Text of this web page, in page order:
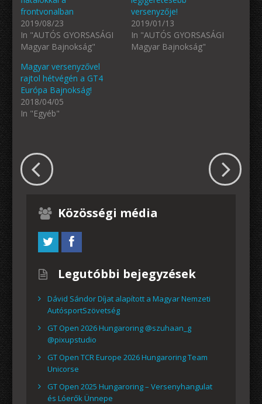
frontvonalban
2019/08/23
In "AUTÓS GYORSASÁGI
Magyar Bajnokság"
versenyzője!
2019/01/13
In "AUTÓS GYORSASÁGI
Magyar Bajnokság"
Magyar versenyzővel
rajtol hétvégén a GT4
Európa Bajnokság!
2018/04/05
In "Egyéb"
Közösségi média
Legutóbbi bejegyzések
Dávid Sándor Díjat alapított a Magyar Nemzeti
AutósportSzövetség
GT Open 2026 Hungaroring @szuhaan_g
@pixupstudio
GT Open TCR Europe 2026 Hungaroring Team
Unicorse
GT Open 2025 Hungaroring – Versenyhangulat
és Lóerők Ünnepe